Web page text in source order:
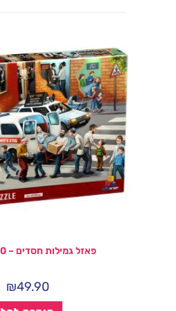
פאזל גמילות חסדים – 350 חלקים
₪49.90